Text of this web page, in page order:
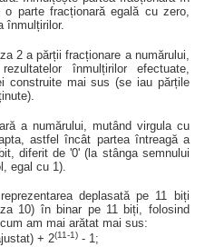
parte fracționară egală cu zero,
înmulțirilor.
2 a părții fracționare a numărului,
înmulțirilor efectuate,
construite mai sus (se iau părțile
a numărului, mutând virgula cu
astfel încât partea întreagă a
diferit de '0' (la stânga semnului
egal cu 1).
deplasată pe 11 biți
10) în binar pe 11 biți, folosind
am mai arătat mai sus:
+ 2(11-1) - 1;